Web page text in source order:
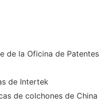
de la Oficina de Patentes
de Intertek
de colchones de China